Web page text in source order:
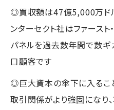
◎買収額は47億5,000万ド
ンターセクト社はファース
パネルを過去数年間で数ギ
口顧客です
◎巨大資本の傘下に入るこ
取引関係がより強固になり